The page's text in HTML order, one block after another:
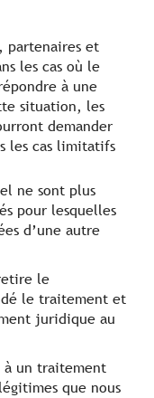
partenaires et
les cas où le
à une
situation, les
demander
les cas limitatifs
ne sont plus
pour lesquelles
d’une autre
le
le traitement et
juridique au
à un traitement
que nous